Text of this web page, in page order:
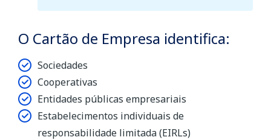
O Cartão de Empresa identifica:
Sociedades
Cooperativas
Entidades públicas empresariais
Estabelecimentos individuais de
responsabilidade limitada (EIRLs)